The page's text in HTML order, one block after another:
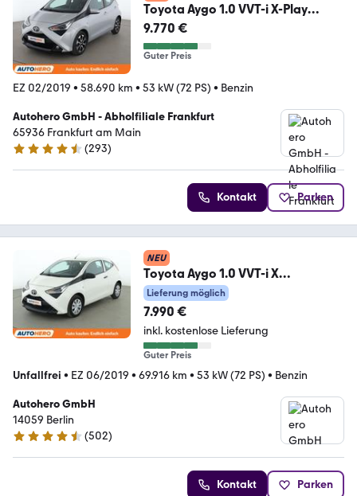
Toyota Aygo 1.0 VVT-i X-Play
Connect Aut.*CAM*ALU*KLIMA
9.770 €
Guter Preis
EZ 02/2019 • 58.690 km • 53 kW (72 PS) • Benzin
Autohero GmbH - Abholfiliale Frankfurt
65936 Frankfurt am Main
4.6 Sterne
(293)
Kontakt Parken
NEU
Toyota Aygo 1.0 VVT-i X
*KLIMA*GARANTIE*
Lieferung möglich
7.990 €
inkl. kostenlose Lieferung
Guter Preis
Unfallfrei • EZ 06/2019 • 69.916 km • 53 kW (72 PS) • Benzin
Autohero GmbH
14059 Berlin
4.5 Sterne
(502)
Kontakt Parken